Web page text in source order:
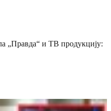
„Правда“ и ТВ продукцију: